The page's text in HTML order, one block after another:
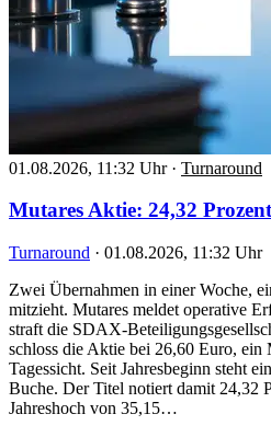
01.08.2026, 11:32 Uhr · Turnaround
Mutares Aktie: 24,32
Turnaround · 01.08.2026, 11:32 Uhr
Zwei Übernahmen in einer Woche,
mitzieht. Mutares meldet operative
straft die SDAX-
schloss die Aktie bei 26,60 Euro, ein
Tagessicht. Seit Jahresbeginn steht
Buche. Der Titel notiert damit 24,32
Jahreshoch von 35,15…